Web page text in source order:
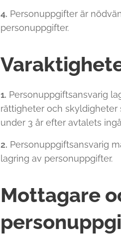
4. Personuppgifter är
personuppgifter.
1. Personuppgiftsansvarig
rättigheter och
under 3 år efter avtalets
2. Personuppgiftsansvarig
lagring av personuppgifter.
Mottagare